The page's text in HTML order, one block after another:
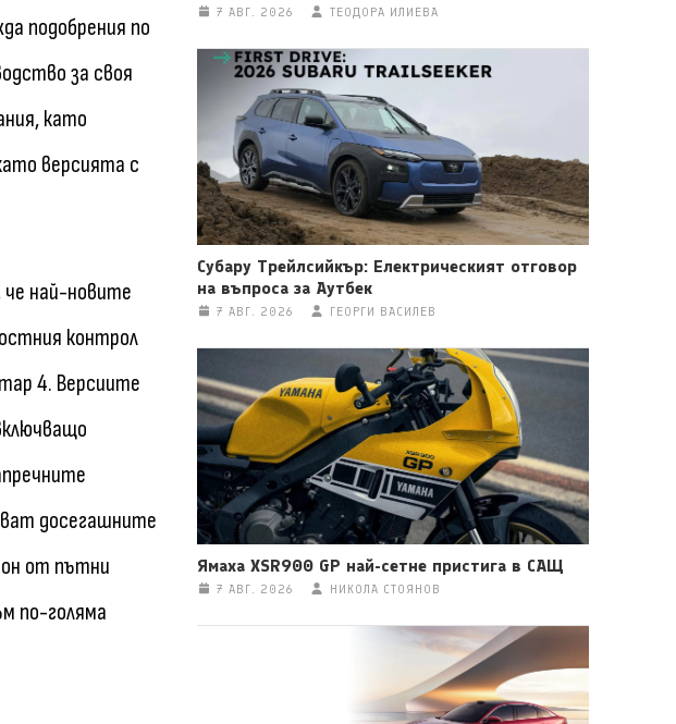
подобрения по
за своя
като
версията с
най-новите
контрол
4. Версиите
досегашните
от пътни
по-голяма
7 АВГ. 2026 ТЕОДОРА ИЛИЕВА
Субару Трейлсийкър: Електрическият отговор
на въпроса за Аутбек
7 АВГ. 2026 ГЕОРГИ ВАСИЛЕВ
Ямаха XSR900 GP най-сетне пристига в САЩ
7 АВГ. 2026 НИКОЛА СТОЯНОВ